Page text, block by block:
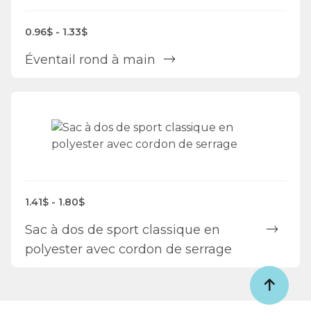
0.96$ - 1.33$
Éventail rond à main
1.41$ - 1.80$
Sac à dos de sport classique en
polyester avec cordon de serrage